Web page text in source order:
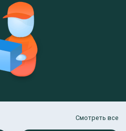
Смотреть все